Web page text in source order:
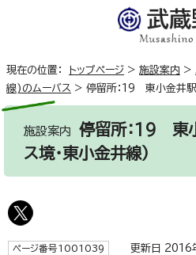
現在の位置： トップページ > 施設案内 >
線)のムーバス > 停留所：19 東小金井駅
施設案内 停留所：19 東
ス境・東小金井線）
ページ番号1001039 更新日 2016